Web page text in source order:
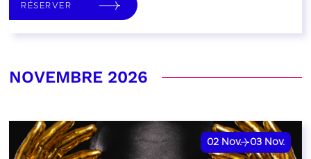
RÉSERVER
NOVEMBRE 2026
02 Nov. 03 Nov.